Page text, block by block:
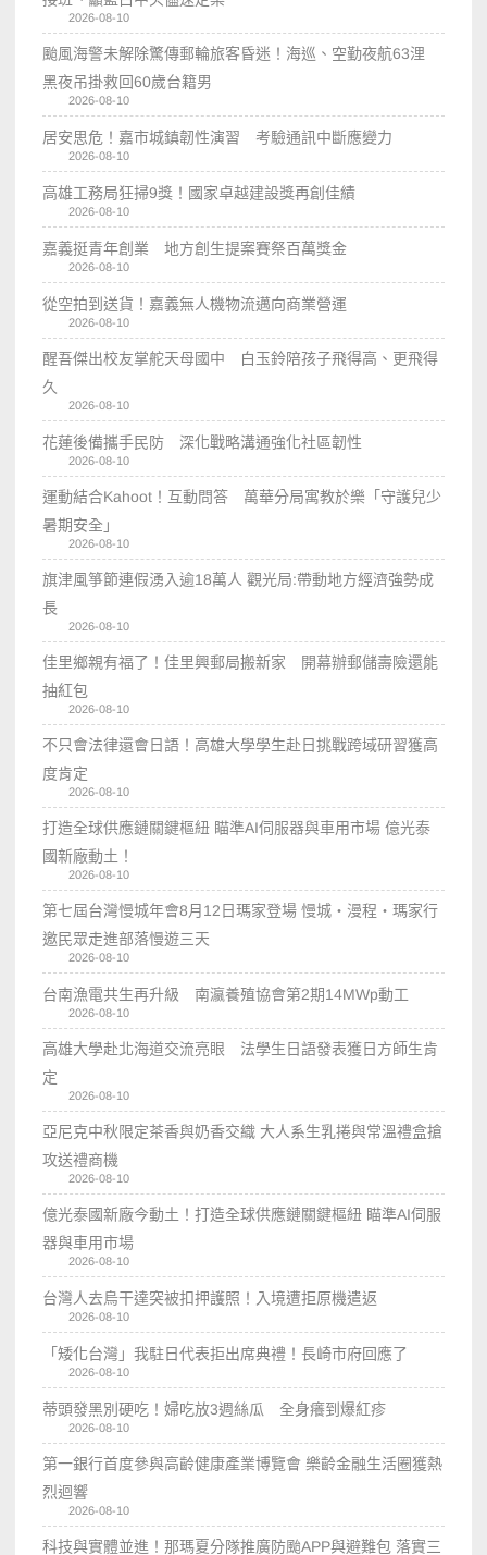
2026-08-10
颱風海警未解除驚傳郵輪旅客昏迷！海巡、空勤夜航63浬
黑夜吊掛救回60歲台籍男
2026-08-10
居安思危！嘉市城鎮韌性演習 考驗通訊中斷應變力
2026-08-10
高雄工務局狂掃9獎！國家卓越建設獎再創佳績
2026-08-10
嘉義挺青年創業 地方創生提案賽祭百萬獎金
2026-08-10
從空拍到送貨！嘉義無人機物流邁向商業營運
2026-08-10
醒吾傑出校友掌舵天母國中 白玉鈴陪孩子飛得高、更飛得
久
2026-08-10
花蓮後備攜手民防 深化戰略溝通強化社區韌性
2026-08-10
運動結合Kahoot！互動問答 萬華分局寓教於樂「守護兒少
暑期安全」
2026-08-10
旗津風箏節連假湧入逾18萬人 觀光局:帶動地方經濟強勢成
長
2026-08-10
佳里鄉親有福了！佳里興郵局搬新家 開幕辦郵儲壽險還能
抽紅包
2026-08-10
不只會法律還會日語！高雄大學學生赴日挑戰跨域研習獲高
度肯定
2026-08-10
打造全球供應鏈關鍵樞紐 瞄準AI伺服器與車用市場 億光泰
國新廠動土！
2026-08-10
第七屆台灣慢城年會8月12日瑪家登場 慢城・漫程・瑪家行
邀民眾走進部落慢遊三天
2026-08-10
台南漁電共生再升級 南瀛養殖協會第2期14MWp動工
2026-08-10
高雄大學赴北海道交流亮眼 法學生日語發表獲日方師生肯
定
2026-08-10
亞尼克中秋限定茶香與奶香交織 大人系生乳捲與常溫禮盒搶
攻送禮商機
2026-08-10
億光泰國新廠今動土！打造全球供應鏈關鍵樞紐 瞄準AI伺服
器與車用市場
2026-08-10
台灣人去烏干達突被扣押護照！入境遭拒原機遣返
2026-08-10
「矮化台灣」我駐日代表拒出席典禮！長崎市府回應了
2026-08-10
蒂頭發黑別硬吃！婦吃放3週絲瓜 全身癢到爆紅疹
2026-08-10
第一銀行首度參與高齡健康產業博覽會 樂齡金融生活圈獲熱
烈迴響
2026-08-10
科技與實體並進！那瑪夏分隊推廣防颱APP與避難包 落實三